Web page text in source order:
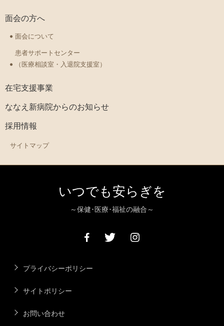
面会の方へ
面会について
患者サポートセンター
（医療相談室・入退院支援室）
在宅支援事業
ななえ新病院からのお知らせ
採用情報
サイトマップ
いつでも安らぎを
～保健･医療･福祉の融合～
プライバシーポリシー
サイトポリシー
お問い合わせ